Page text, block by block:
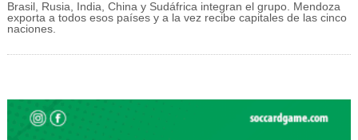
Brasil, Rusia, India, China y Sudáfrica integran el grupo. Mendoza
exporta a todos esos países y a la vez recibe capitales de las cinco
naciones.